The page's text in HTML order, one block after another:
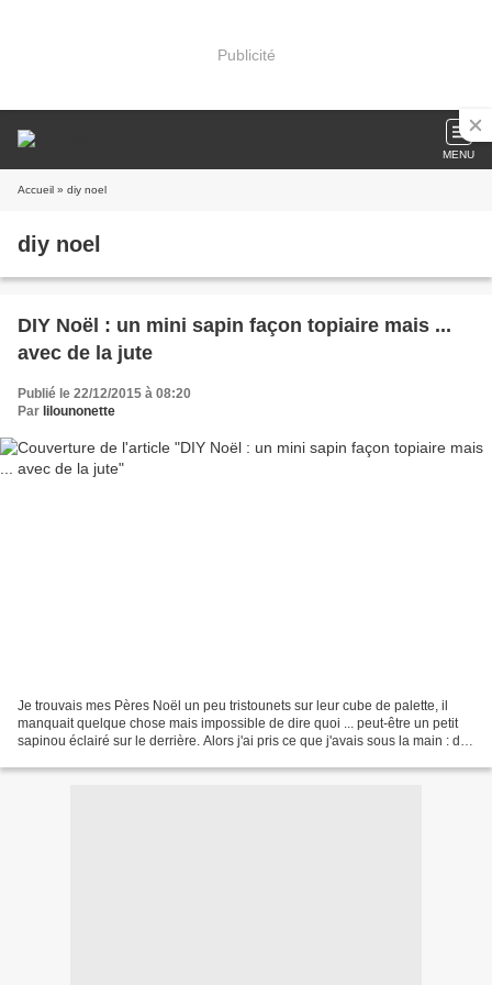
Publicité
MENU
Accueil » diy noel
diy noel
DIY Noël : un mini sapin façon topiaire mais ...
avec de la jute
Publié le 22/12/2015 à 08:20
Par lilounonette
Je trouvais mes Pères Noël un peu tristounets sur leur cube de palette, il
manquait quelque chose mais impossible de dire quoi ... peut-être un petit
sapinou éclairé sur le derrière. Alors j'ai pris ce que j'avais sous la main : du